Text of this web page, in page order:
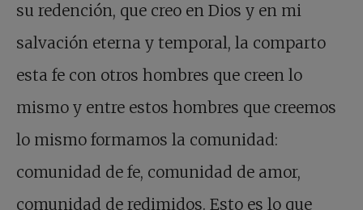
su redención, que creo en Dios y en mi
salvación eterna y temporal, la comparto
esta fe con otros hombres que creen lo
mismo y entre estos hombres que creemos
lo mismo formamos la comunidad:
comunidad de fe, comunidad de amor,
comunidad de redimidos. Esto es lo que